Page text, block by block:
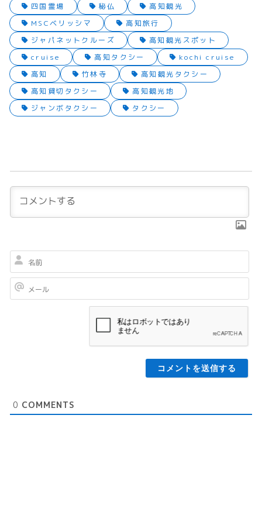
四国霊場 秘仏
高知観光
MSCベリッシマ
高知旅行
ジャパネットクルーズ
高知観光スポット
cruise
高知タクシー
kochi cruise
高知
竹林寺
高知観光タクシー
高知貸切タクシー
高知観光地
ジャンボタクシー
タクシー
名
前
0 COMMENTS